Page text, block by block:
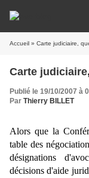
Accueil » Carte judiciaire,
Carte
Publié le 19/10/2007 à
Par Thierry BILLET
Alors que la
table des
désignations
décisions d'aide